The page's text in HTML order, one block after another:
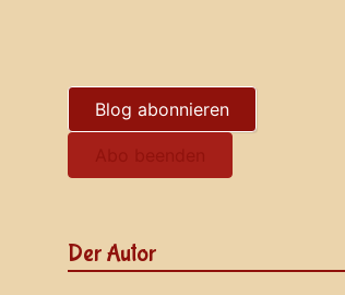
Blog abonnieren
Der Autor